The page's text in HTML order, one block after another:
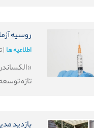
روسیه
اطلاعیه ها |
تازه
بازدید